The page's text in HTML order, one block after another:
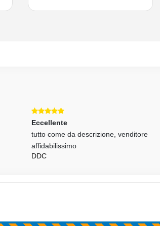
Eccellente
tutto come da descrizione, venditore
affidabilissimo
DDC